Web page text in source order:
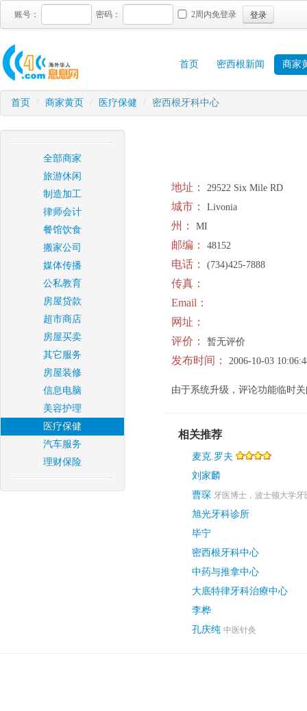
账号： 密码： 2周内免登录 登录
首页 密西根新闻 商家
首页 / 商家黄页 / 医疗保健 / 密西根牙科中心
全部商家
旅游休闲
制造加工
律师会计
餐馆饮食
搬家公司
媒体传播
公私教育
房屋贷款
超市商店
房屋买卖
其它服务
房屋装修
信息电脑
美容护理
医疗保健
汽车服务
理财保险
地址： 29522 Six Mile RD
城市： Livonia
州： MI
邮编： 48152
电话： (734)425-7888
传真：
Email：
网址：
评价：
暂无评价
发布时间： 2006-10-03
由于系统升级，评论功能临时
相关推荐
麦克.罗夫
刘家麟
曹琛 牙医博士，波士顿大学牙
旭光牙科诊所
毕宁
密西根牙科中心
中药与推拿中心
大底特律牙科治療中心
李桦
孔庆纯 中医针灸